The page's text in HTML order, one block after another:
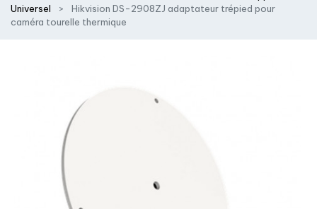
Universel
Hikvision DS-2908ZJ adaptateur trépied pour
caméra tourelle thermique